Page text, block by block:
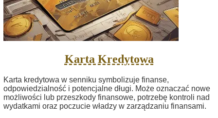
Karta Kredytowa
Karta kredytowa w senniku symbolizuje finanse,
odpowiedzialność i potencjalne długi. Może oznaczać nowe
możliwości lub przeszkody finansowe, potrzebę kontroli nad
wydatkami oraz poczucie władzy w zarządzaniu finansami.